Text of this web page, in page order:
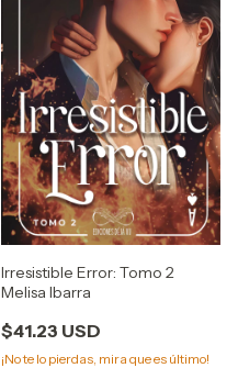
Irresistible Error: Tomo 2
Melisa Ibarra
$41.23 USD
¡No te lo pierdas, mira que es último!